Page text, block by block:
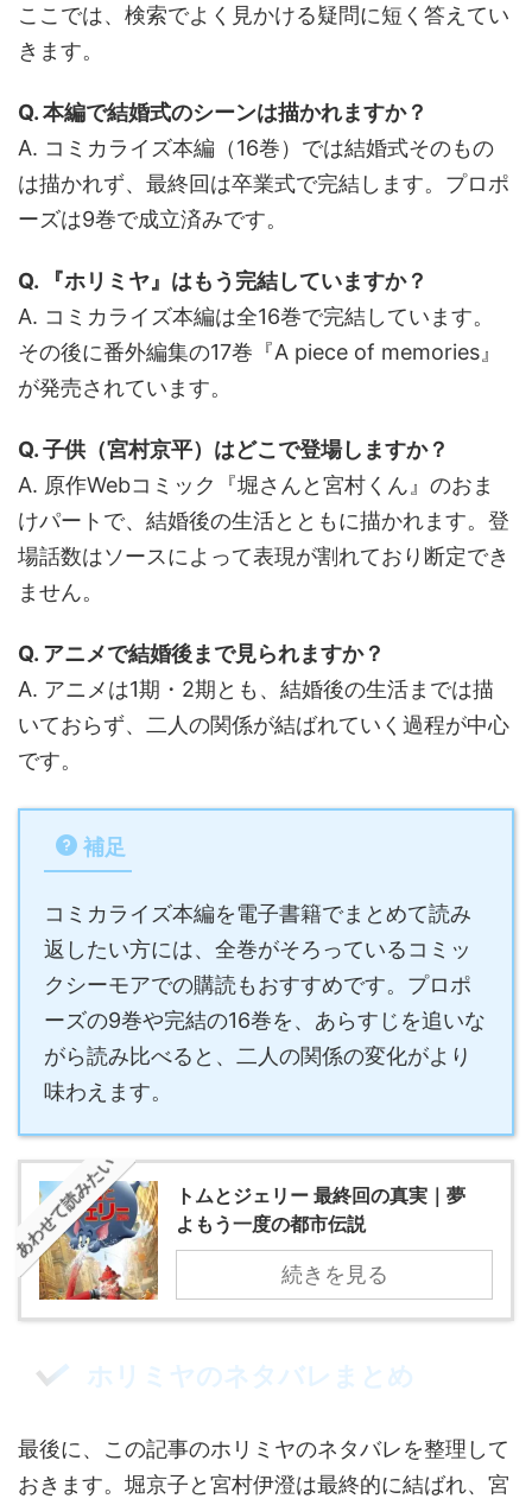
ここでは、検索でよく見かける疑問に短く答えてい
きます。
Q. 本編で結婚式のシーンは描かれますか？
A. コミカライズ本編（16巻）では結婚式そのもの
は描かれず、最終回は卒業式で完結します。プロポ
ーズは9巻で成立済みです。
Q. 『ホリミヤ』はもう完結していますか？
A. コミカライズ本編は全16巻で完結しています。
その後に番外編集の17巻『A piece of memories』
が発売されています。
Q. 子供（宮村京平）はどこで登場しますか？
A. 原作Webコミック『堀さんと宮村くん』のおま
けパートで、結婚後の生活とともに描かれます。登
場話数はソースによって表現が割れており断定でき
ません。
Q. アニメで結婚後まで見られますか？
A. アニメは1期・2期とも、結婚後の生活までは描
いておらず、二人の関係が結ばれていく過程が中心
です。
補足
コミカライズ本編を電子書籍でまとめて読み
返したい方には、全巻がそろっているコミッ
クシーモアでの購読もおすすめです。プロポ
ーズの9巻や完結の16巻を、あらすじを追いな
がら読み比べると、二人の関係の変化がより
味わえます。
あわせて読みたい
トムとジェリー 最終回の真実｜夢
よもう一度の都市伝説
続きを見る
ホリミヤのネタバレまとめ
最後に、この記事のホリミヤのネタバレを整理して
おきます。堀京子と宮村伊澄は最終的に結ばれ、宮